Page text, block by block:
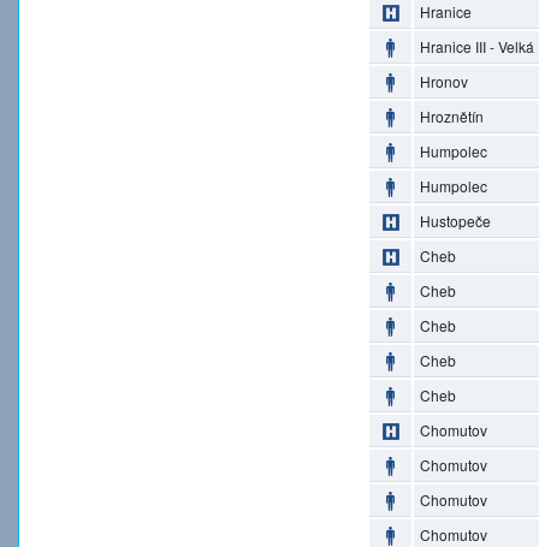
Hranice
Hranice III - Velká
Hronov
Hroznětín
Humpolec
Humpolec
Hustopeče
Cheb
Cheb
Cheb
Cheb
Cheb
Chomutov
Chomutov
Chomutov
Chomutov